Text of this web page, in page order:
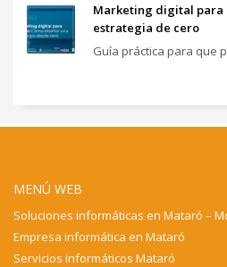
Marketing digital para
estrategia de cero
Guía práctica para que
MENÚ WEB
Soluciones informáticas en Mataró –
Empresa informática en Mataró
Servicios informáticos Mataró